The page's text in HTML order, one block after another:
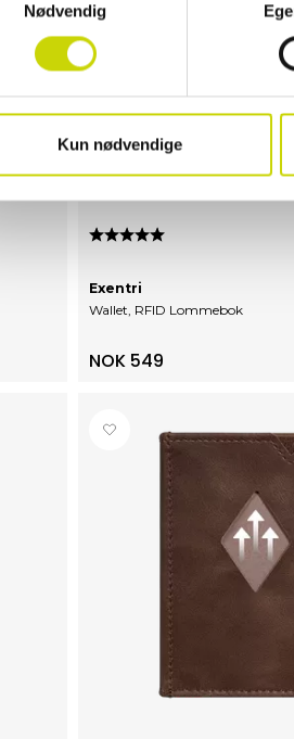
Nødvendig
Kun nødvendige
Wallet, RFID Lommebok
Exentri
NOK 549
Karakter: